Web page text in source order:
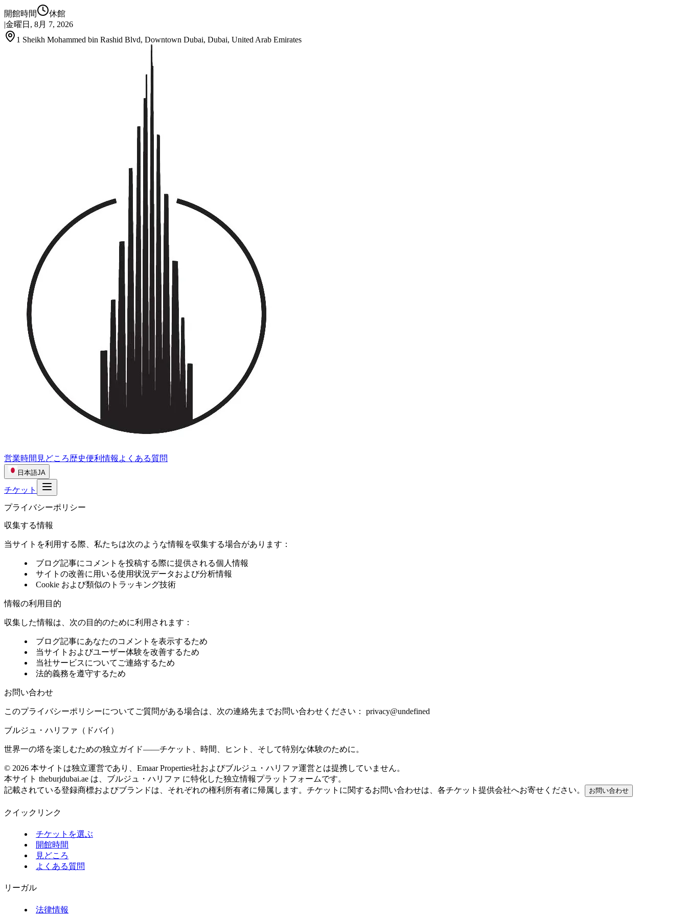
開館時間
休館
|金曜日, 8月 7, 2026
1 Sheikh Mohammed bin Rashid Blvd, Downtown Dubai, Dubai, United Arab Emirates
営業時間 見どころ歴史便利情報 よくある質問
日本語JA
チケット
プライバシーポリシー
収集する情報
当サイトを利用する際、私たちは次のような情報を収集する場合があります：
ブログ記事にコメントを投稿する際に提供される個人情報
サイトの改善に用いる使用状況データおよび分析情報
Cookie および類似のトラッキング技術
情報の利用目的
収集した情報は、次の目的のために利用されます：
ブログ記事にあなたのコメントを表示するため
当サイトおよびユーザー体験を改善するため
当社サービスについてご連絡するため
法的義務を遵守するため
お問い合わせ
このプライバシーポリシーについてご質問がある場合は、次の連絡先までお問い合わせください： privacy@undefined
ブルジュ・ハリファ（ドバイ）
世界一の塔を楽しむための独立ガイド——チケット、時間、ヒント、そして特別な体験のために。
© 2026 本サイトは独立運営であり、Emaar Properties社およびブルジュ・ハリファ運営とは提携していません。
本サイト theburjdubai.ae は、ブルジュ・ハリファ に特化した独立情報プラットフォームです。
記載されている登録商標およびブランドは、それぞれの権利所有者に帰属します。チケットに関するお問い合わせは、各チケット提供会社へお寄せください。
お問い合わせ
クイックリンク
チケットを選ぶ
開館時間
見どころ
よくある質問
リーガル
法律情報